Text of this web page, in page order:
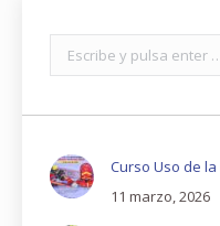
Buscar:
Curso Uso de
11 marzo, 2026